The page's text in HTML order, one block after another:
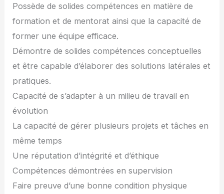
Possède de solides compétences en matière de
formation et de mentorat ainsi que la capacité de
former une équipe efficace.
Démontre de solides compétences conceptuelles
et être capable d’élaborer des solutions latérales et
pratiques.
Capacité de s’adapter à un milieu de travail en
évolution
La capacité de gérer plusieurs projets et tâches en
même temps
Une réputation d’intégrité et d’éthique
Compétences démontrées en supervision
Faire preuve d’une bonne condition physique